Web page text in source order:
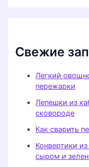
Свежие
Легкий
пережарки
Лепешки из
сковороде
Как сварить
Конвертики
сыром и